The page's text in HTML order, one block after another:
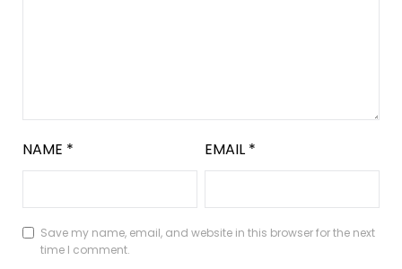
NAME * EMAIL *
Save my name, email, and website in this browser for the next
time I comment.